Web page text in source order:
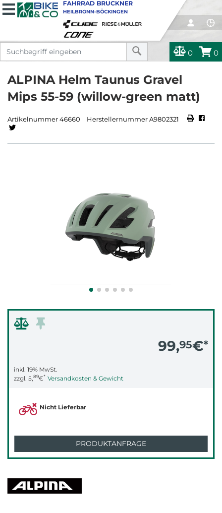
0 0
FAHRRAD BRUCKNER
HEILBRONN-BÖCKINGEN
ALPINA Helm Taunus Gravel
Mips 55-59 (willow-green matt)
Artikelnummer 46660 Herstellernummer A9802321
99,95€*
inkl. 19% MwSt.
zzgl. 5,89€* Versandkosten & Gewicht
Nicht Lieferbar
PRODUKTANFRAGE